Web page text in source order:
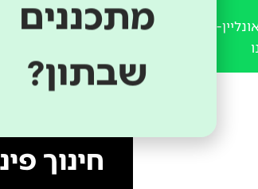
כל הסדנאות וההרצאות
חינוך
שבתון?